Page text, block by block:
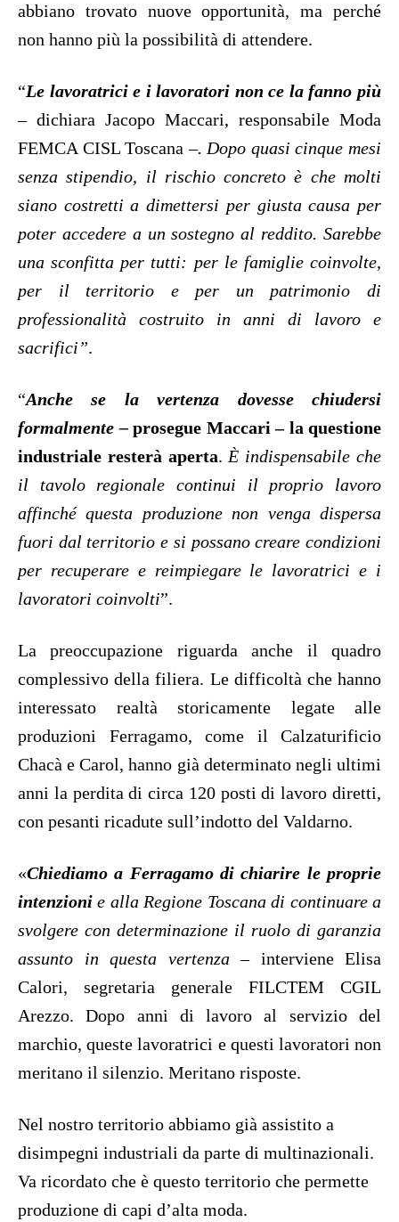
abbiano trovato nuove opportunità, ma perché
non hanno più la possibilità di attendere.
“Le lavoratrici e i lavoratori non ce la fanno più
– dichiara Jacopo Maccari, responsabile Moda
FEMCA CISL Toscana –. Dopo quasi cinque mesi
senza stipendio, il rischio concreto è che molti
siano costretti a dimettersi per giusta causa per
poter accedere a un sostegno al reddito. Sarebbe
una sconfitta per tutti: per le famiglie coinvolte,
per il territorio e per un patrimonio di
professionalità costruito in anni di lavoro e
sacrifici”.
“Anche se la vertenza dovesse chiudersi
formalmente – prosegue Maccari – la questione
industriale resterà aperta. È indispensabile che
il tavolo regionale continui il proprio lavoro
affinché questa produzione non venga dispersa
fuori dal territorio e si possano creare condizioni
per recuperare e reimpiegare le lavoratrici e i
lavoratori coinvolti”.
La preoccupazione riguarda anche il quadro
complessivo della filiera. Le difficoltà che hanno
interessato realtà storicamente legate alle
produzioni Ferragamo, come il Calzaturificio
Chacà e Carol, hanno già determinato negli ultimi
anni la perdita di circa 120 posti di lavoro diretti,
con pesanti ricadute sull’indotto del Valdarno.
«Chiediamo a Ferragamo di chiarire le proprie
intenzionie alla Regione Toscana di continuare a
svolgere con determinazione il ruolo di garanzia
assunto in questa vertenza– interviene Elisa
Calori, segretaria generale FILCTEM CGIL
Arezzo.Dopo anni di lavoro al servizio del
marchio, queste lavoratrici e questi lavoratori non
meritano il silenzio. Meritano risposte.
Nel nostro territorio abbiamo già assistito a
disimpegni industriali da parte di multinazionali.
Va ricordato che è questo territorio che permette
produzione di capi d’alta moda.